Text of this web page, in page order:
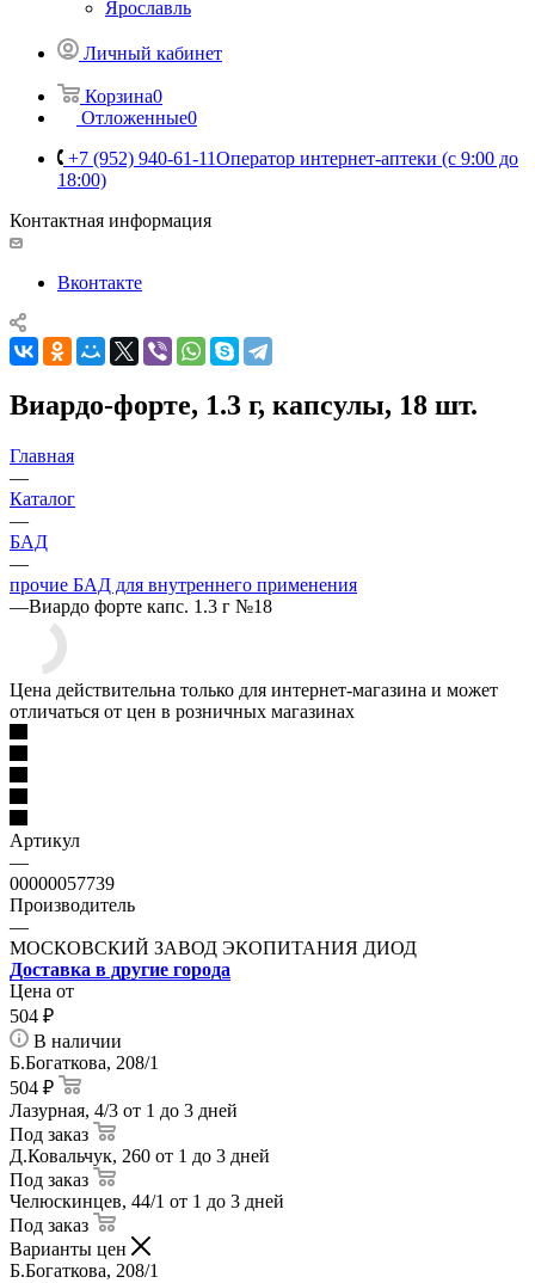
Ярославль
Личный кабинет
Корзина0
Отложенные0
+7 (952) 940-61-11Оператор интернет-аптеки (с 9:00 до
18:00)
Контактная информация
Вконтакте
Виардо-форте, 1.3 г, капсулы, 18 шт.
Главная
—
Каталог
—
БАД
—
прочие БАД для внутреннего применения
—Виардо форте капс. 1.3 г №18
Цена действительна только для интернет-магазина и может
отличаться от цен в розничных магазинах
Артикул
—
00000057739
Производитель
—
МОСКОВСКИЙ ЗАВОД ЭКОПИТАНИЯ ДИОД
Доставка в другие города
Цена от
504 ₽
В наличии
Б.Богаткова, 208/1
504 ₽
Лазурная, 4/3 от 1 до 3 дней
Под заказ
Д.Ковальчук, 260 от 1 до 3 дней
Под заказ
Челюскинцев, 44/1 от 1 до 3 дней
Под заказ
Варианты цен
Б.Богаткова, 208/1